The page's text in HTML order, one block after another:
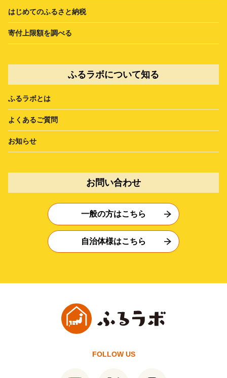
はじめてのふるさと納税
寄付上限額を調べる
ふるラボについて知る
ふるラボとは
よくあるご質問
お知らせ
お問い合わせ
一般の方はこちら
自治体様はこちら
FOLLOW US